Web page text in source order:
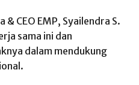
CEO EMP, Syailendra S.
sama ini dan
dalam mendukung